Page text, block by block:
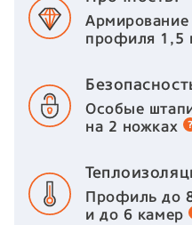
Армирование
профиля
Особые
на 2 ножках
Профиль до
и до 6 камер